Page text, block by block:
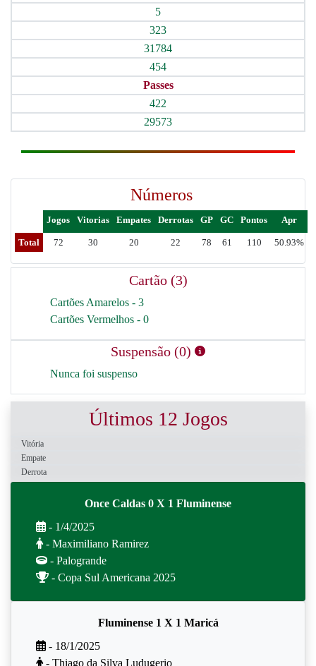
5
323
31784
454
Passes
422
29573
Números
Jogos Vitorias Empates Derrotas GP GC Pontos Apr
Total 72 30 20 22 78 61 110 50.93%
Cartão (3)
Cartões Amarelos - 3
Cartões Vermelhos - 0
Suspensão (0)
Nunca foi suspenso
Últimos 12 Jogos
Vitória
Empate
Derrota
Once Caldas 0 X 1 Fluminense
- 1/4/2025
- Maximiliano Ramirez
- Palogrande
- Copa Sul Americana 2025
Fluminense 1 X 1 Maricá
- 18/1/2025
- Thiago da Silva Ludugerio